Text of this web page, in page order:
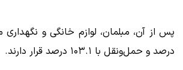
درصد و حمل‌ونقل با ۱۰۳.۱ درصد قرار دارند.